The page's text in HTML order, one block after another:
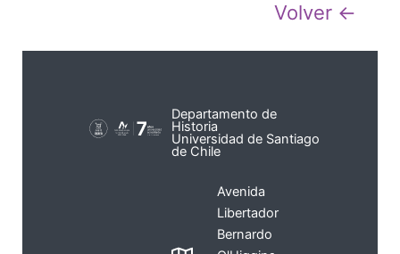
Volver ←
Departamento de
Historia
Universidad de Santiago
de Chile
Avenida
Libertador
Bernardo